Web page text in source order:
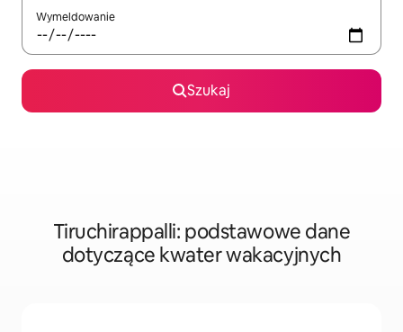
Wymeldowanie
Szukaj
Tiruchirappalli: podstawowe dane
dotyczące kwater wakacyjnych